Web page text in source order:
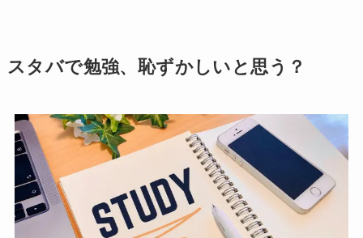
スタバで勉強、恥ずかしいと思う？